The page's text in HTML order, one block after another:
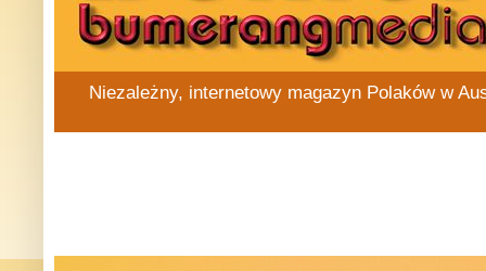
Niezależny, internetowy magazyn Polaków w